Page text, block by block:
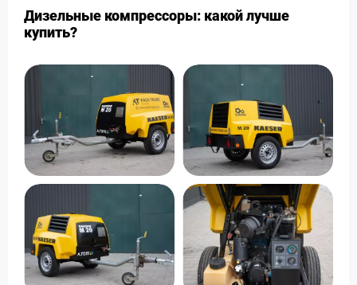
Дизельные компрессоры: какой лучше
купить?